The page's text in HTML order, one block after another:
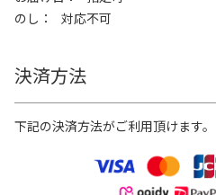
のし
対応不可
決済方法
下記の決済方法がご利用頂けます。